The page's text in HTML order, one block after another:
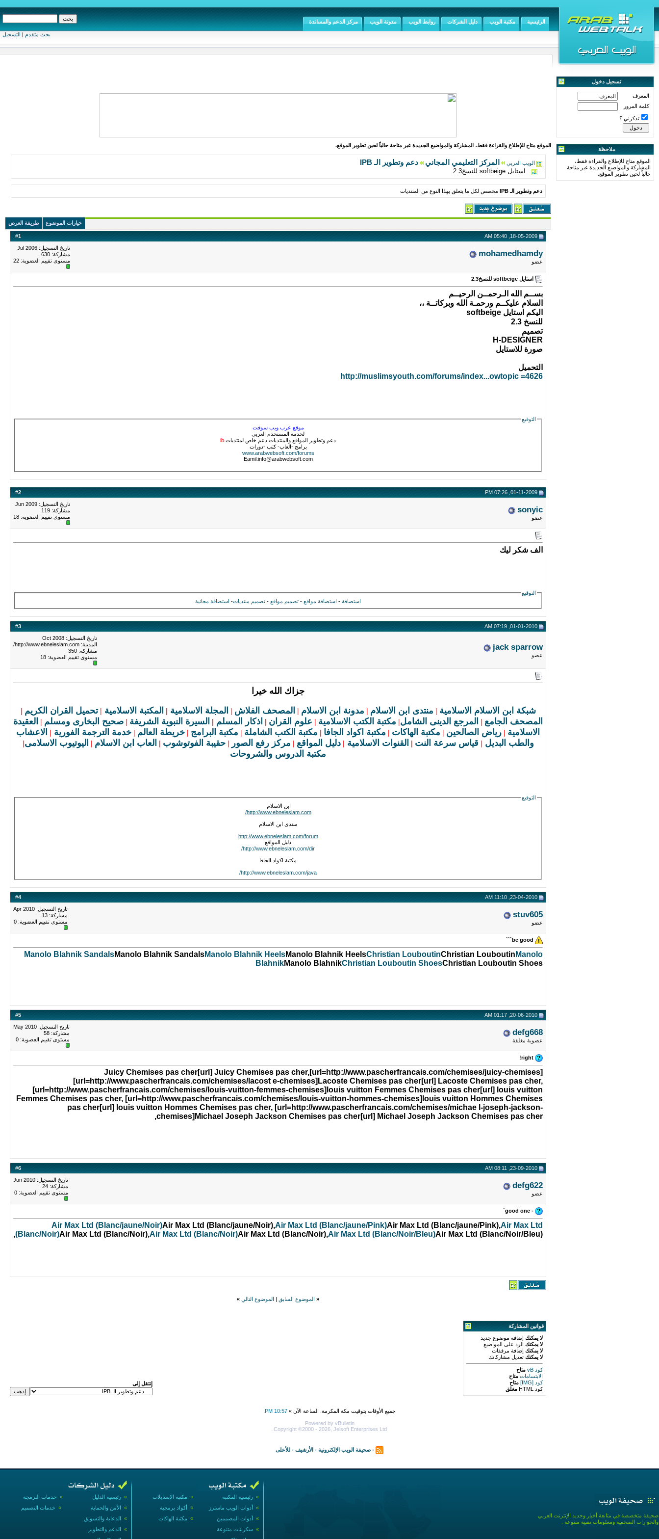
بحث متقدم | التسجيل
الرئيسية مكتبة الويب دليل الشركات روابط الويب مدونة الويب مركز الدعم والمساندة
تسجيل دخول
المعرف
كلمة المرور
تذكرني ؟
ملاحظة
الموقع متاح للإطلاع والقراءة فقط،
المشاركة والمواضيع الجديدة غير متاحة
حالياً لحين تطوير الموقع.
الموقع متاح للإطلاع والقراءة فقط، المشاركة والمواضيع الجديدة غير متاحة حالياً لحين تطوير الموقع.
الويب العربي المركز التعليمي المجاني دعم وتطوير الـ IPB
استايل softbeige للنسخ2.3
دعم وتطوير الـ IPB مخصص لكل ما يتعلق بهذا النوع من المنتديات
خيارات الموضوع طريقة العرض
#1
mohamedhamdy
عضو
تاريخ التسجيل: Jul 2006
مشاركة: 630
مستوى تقييم العضوية: 22
استايل softbeige للنسخ2.3
بســم الله الـرحمــن الرحيــم
السلام عليكــم ورحمـة الله وبركاتــة ،،
اليكم استايل softbeige
للنسخ 2.3
تصميم
H-DESIGNER
صورة للاستايل
التحميل
http://muslimsyouth.com/forums/index...owtopic =4626
التوقيع
موقع عرب ويب سوفت
لخدمة المستخدم العربي
دعم وتطوير المواقع والمنتديات دعم خاص لمنتديات ib
برامج -العاب- كتب -دورات
www.arabwebsoft.com/forums
Eamil:info@arabwebsoft.com
#2
sonyic
عضو
تاريخ التسجيل: Jun 2009
مشاركة: 119
مستوى تقييم العضوية: 18
الف شكر ليك
التوقيع
استضافة - استضافة مواقع - تصميم مواقع - تصميم منتديات- استضافة مجانية
#3
jack sparrow
عضو
تاريخ التسجيل: Oct 2008
المدينة: http://www.ebneleslam.com/
مشاركة: 350
مستوى تقييم العضوية: 18
جزاك الله خيرا
شبكة ابن الاسلام الاسلامية | منتدى ابن الاسلام | مدونة ابن الاسلام | المصحف الفلاش | المجلة الاسلامية | المكتبة الاسلامية |تحميل القران الكريم |
المصحف الجامع | المرجع الدينى الشامل| مكتبة الكتب الاسلامية | علوم القران | اذكار المسلم | السيرة النبوية الشريفة | صحيح البخارى ومسلم | العقيدة
الاسلامية | رياض الصالحين | مكتبة الهاكات | مكتبة اكواد الجافا | مكتبة الكتب الشاملة | مكتبة البرامج | خريطة العالم | خدمة الترجمة الفورية | الاعشاب
والطب البديل | قياس سرعة النت | القنوات الاسلامية | دليل المواقع | مركز رفع الصور |حقيبة الفوتوشوب | العاب ابن الاسلام | اليوتيوب الاسلامى|
مكتبة الدروس والشروحات
التوقيع
ابن الاسلام
http://www.ebneleslam.com/
منتدى ابن الاسلام
http://www.ebneleslam.com/forum
دليل المواقع
http://www.ebneleslam.com/dir/
مكتبة اكواد الجافا
http://www.ebneleslam.com/java/
#4
stuv605
عضو
تاريخ التسجيل: Apr 2010
مشاركة: 13
مستوى تقييم العضوية: 0
be good```
Manolo Blahnik SandalsManolo Blahnik SandalsManolo Blahnik HeelsManolo Blahnik HeelsChristian LouboutinChristian Louboutin Manolo
BlahnikManolo BlahnikChristian Louboutin ShoesChristian Louboutin Shoes
#5
defg668
عضوية مغلقة
تاريخ التسجيل: May 2010
مشاركة: 58
مستوى تقييم العضوية: 0
right!
[url=http://www.pascherfrancais.com/chemises/juicy-chemises]Juicy Chemises pas cher[url] Juicy Chemises pas cher,
[url=http://www.pascherfrancais.com/chemises/lacost e-chemises]Lacoste Chemises pas cher[url] Lacoste Chemises pas cher,
[url=http://www.pascherfrancais.com/chemises/louis-vuitton-femmes-chemises]louis vuitton Femmes Chemises pas cher[url] louis vuitton
Femmes Chemises pas cher, [url=http://www.pascherfrancais.com/chemises/louis-vuitton-hommes-chemises]louis vuitton Hommes Chemises
pas cher[url] louis vuitton Hommes Chemises pas cher, [url=http://www.pascherfrancais.com/chemises/michae l-joseph-jackson-
chemises]Michael Joseph Jackson Chemises pas cher[url] Michael Joseph Jackson Chemises pas cher,
#6
defg622
عضو
تاريخ التسجيل: Jun 2010
مشاركة: 24
مستوى تقييم العضوية: 0
- good one`
Air Max Ltd (Blanc/jaune/Noir)Air Max Ltd (Blanc/jaune/Noir),Air Max Ltd (Blanc/jaune/Pink)Air Max Ltd (Blanc/jaune/Pink),Air Max Ltd
(Blanc/Noir)Air Max Ltd (Blanc/Noir),Air Max Ltd (Blanc/Noir)Air Max Ltd (Blanc/Noir),Air Max Ltd (Blanc/Noir/Bleu)Air Max Ltd (Blanc/Noir/Bleu),
« الموضوع السابق الموضوع التالي »
قوانين المشاركة
لا يمكنك إضافة موضوع جديد
لا يمكنك الرد على المواضيع
لا يمكنك إضافة مرفقات
لا يمكنك تعديل مشاركاتك
كود vB
متاح
الابتسامات متاح
كود [IMG]
متاح
كود HTML
مغلق
إنتقل إلى
جميع الأوقات بتوقيت مكة المكرمة. الساعة الآن » 10:57 PM
Powered by vBulletin
Copyright ©2000 - 2026, Jelsoft Enterprises Ltd.
- صحيفة الويب الإلكترونية - الأرشيف - للأعلى
» خدمات البرمجة » رئيسية الدليل
» خدمات التصميم » الأمن والحماية
» الدعاية والتسويق
» الدعم والتطوير
» مكتبة الإستايلات » رئيسية المكتبة
» أكواد برمجية » أدوات الويب ماسترز
» مكتبة الهاكات » أدوات المصممين
» سكربتات متنوعة
صحيفة متخصصة في متابعة أخبار وجديد الإنترنت العربي
والحوارات الصحفية ومعلومات تقنية متنوعة .